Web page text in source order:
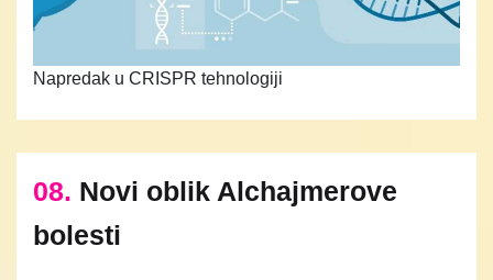
Napredak u CRISPR tehnologiji
08. Novi oblik Alchajmerove
bolesti